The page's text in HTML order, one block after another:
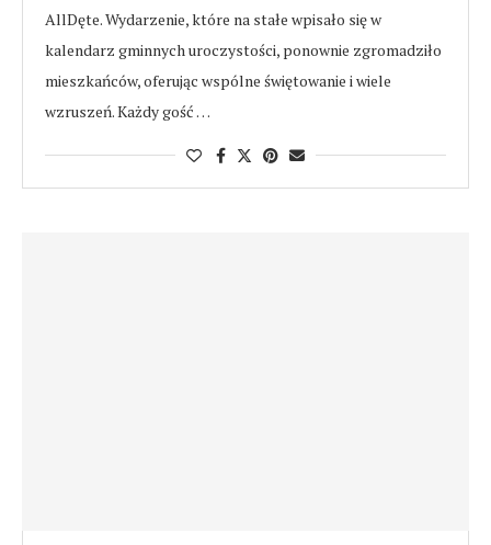
AllDęte. Wydarzenie, które na stałe wpisało się w
kalendarz gminnych uroczystości, ponownie zgromadziło
mieszkańców, oferując wspólne świętowanie i wiele
wzruszeń. Każdy gość …